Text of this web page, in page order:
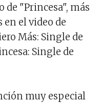
de "Princesa", más
en el video de
Más: Single de
Single de
muy especial